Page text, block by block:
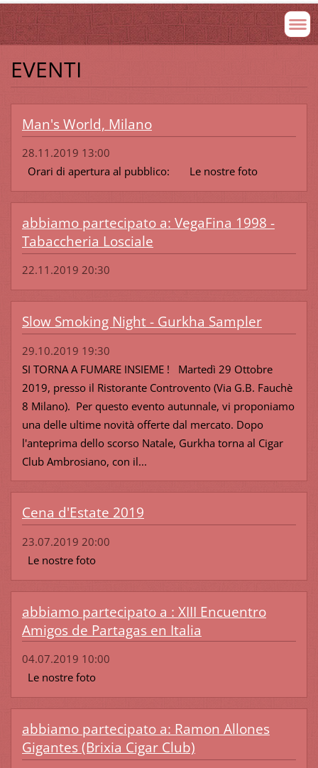
EVENTI
Man's World, Milano
28.11.2019 13:00
Orari di apertura al pubblico: Le nostre foto
abbiamo partecipato a: VegaFina 1998 -
Tabaccheria Losciale
22.11.2019 20:30
Slow Smoking Night - Gurkha Sampler
29.10.2019 19:30
SI TORNA A FUMARE INSIEME ! Martedì 29 Ottobre
2019, presso il Ristorante Controvento (Via G.B. Fauchè
8 Milano). Per questo evento autunnale, vi proponiamo
una delle ultime novità offerte dal mercato. Dopo
l'anteprima dello scorso Natale, Gurkha torna al Cigar
Club Ambrosiano, con il...
Cena d'Estate 2019
23.07.2019 20:00
Le nostre foto
abbiamo partecipato a : XIII Encuentro
Amigos de Partagas en Italia
04.07.2019 10:00
Le nostre foto
abbiamo partecipato a: Ramon Allones
Gigantes (Brixia Cigar Club)